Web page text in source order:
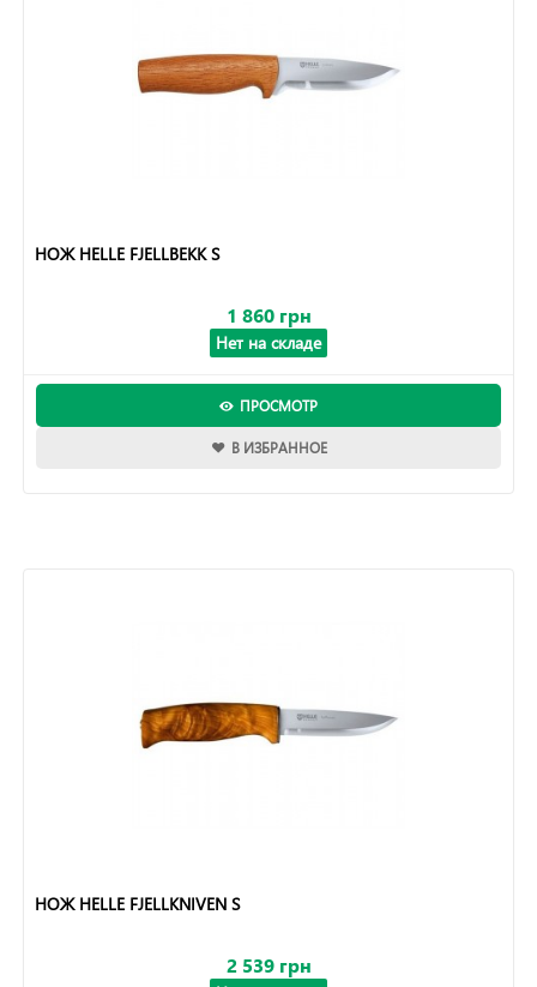
НОЖ HELLE FJELLBEKK S
1 860 грн
Нет на складе
ПРОСМОТР
В ИЗБРАННОЕ
НОЖ HELLE FJELLKNIVEN S
2 539 грн